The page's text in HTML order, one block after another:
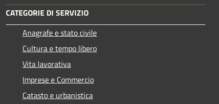
CATEGORIE DI SERVIZIO
Anagrafe e stato civile
Cultura e tempo libero
Vita lavorativa
Imprese e Commercio
Catasto e urbanistica